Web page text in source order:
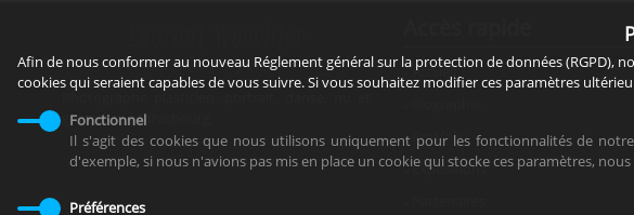
Photographe plasticien, portrait, danse, nu et
grossesse à Strasbourg.
Accueil
Portfolio
Expositions
Afin de nous conformer au nouveau Réglement général sur la protection de données
cookies qui seraient capables de vous suivre. Si vous souhaitez modifier ces paramètres
Fonctionnel
Il s'agit des cookies que nous utilisons uniquement pour les fonctionnalités de
d'exemple, si nous n'avions pas mis en place un cookie qui stocke ces paramètres,
Préférences